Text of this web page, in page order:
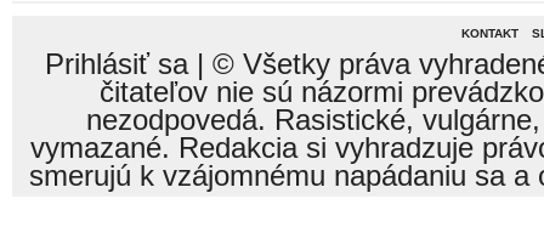
KONTAKT
Prihlásiť sa| © Všetky práva
čitateľov nie sú názormi
nezodpovedá. Rasistické,
vymazané. Redakcia si vyhradzuje
smerujú k vzájomnému napádaniu sa